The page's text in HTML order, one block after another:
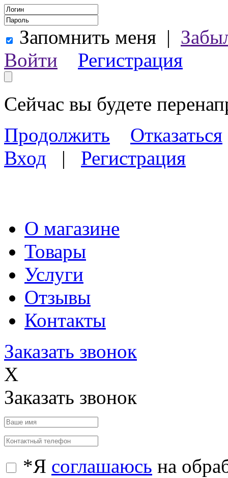
Запомнить меня |
Войти
Регистрация
Сейчас вы будете
Продолжить
Отказаться
Вход | Регистрация
О магазине
Товары
Услуги
Отзывы
Контакты
Заказать звонок
X
Заказать звонок
*Я соглашаюсь на